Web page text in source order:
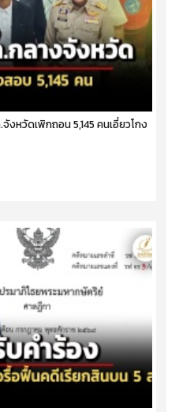
งหวัดเพิกถอน 5,145 คนเอี่ยวโกง